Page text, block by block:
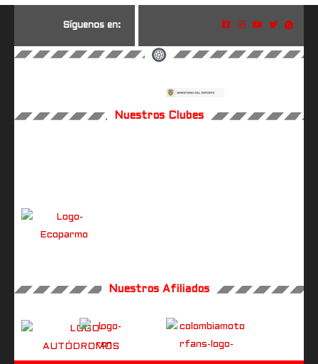
Síguenos en:
Nuestros Clubes
Nuestros Afiliados